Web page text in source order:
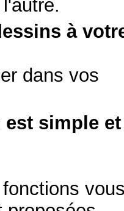
à
dans vos
simple et